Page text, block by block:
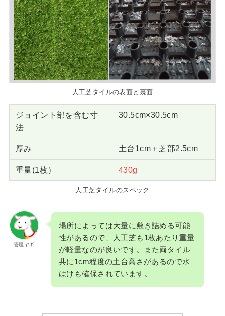
人工芝タイルの表面と裏面
ジョイント部を含む寸
法
30.5cm×30.5cm
厚み 土台1cm＋芝部2.5cm
重量(1枚） 430g
人工芝タイルのスペック
管理ヤギ
場所によっては大量に敷き詰める可能
性があるので、人工芝も1枚あたり重量
が軽量なのが良いです。また両タイル
共に1cm程度の土台高さがあるので水
はけも確保されています。